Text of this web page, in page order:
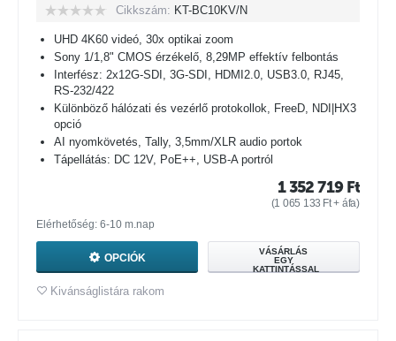
Cikkszám: KT-BC10KV/N
UHD 4K60 videó, 30x optikai zoom
Sony 1/1,8" CMOS érzékelő, 8,29MP effektív felbontás
Interfész: 2x12G-SDI, 3G-SDI, HDMI2.0, USB3.0, RJ45,
RS-232/422
Különböző hálózati és vezérlő protokollok, FreeD, NDI|HX3
opció
AI nyomkövetés, Tally, 3,5mm/XLR audio portok
Tápellátás: DC 12V, PoE++, USB-A portról
1 352 719 Ft
(1 065 133 Ft+ áfa)
Elérhetőség: 6-10 m.nap
OPCIÓK
VÁSÁRLÁS
EGY
KATTINTÁSSAL
Kivánságlistára rakom